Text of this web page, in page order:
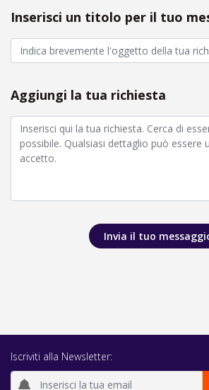
Inserisci un titolo per il tuo
Aggiungi la tua richiesta
Invia il tuo
Iscriviti alla Newsletter: